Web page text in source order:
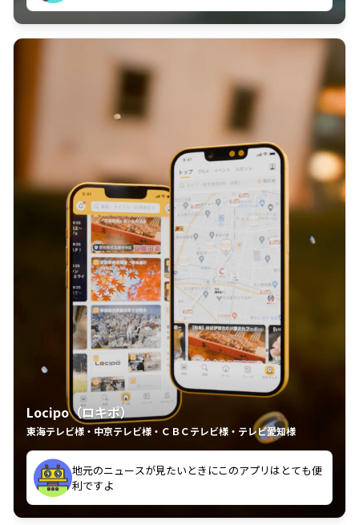
Locipo（ロキポ）
東海テレビ様・中京テレビ様・ＣＢＣテレビ様・テレビ愛知様
中京テレビのおもしろ番組が視聴可能地域外からも見
れるの嬉しいポイント
いつも利用させていただいております！